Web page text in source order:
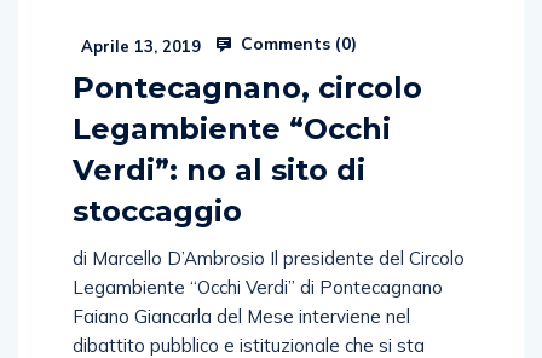
Aprile 13, 2019 Comments (0)
Pontecagnano, circolo
Legambiente “Occhi
Verdi”: no al sito di
stoccaggio
di Marcello D’Ambrosio Il presidente del Circolo
Legambiente “Occhi Verdi” di Pontecagnano
Faiano Giancarla del Mese interviene nel
dibattito pubblico e istituzionale che si sta